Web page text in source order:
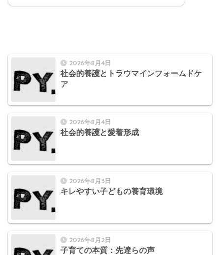
2026年8月4日
社会的養護とトラウマインフォームドケ
ア
2026年8月4日
社会的養護と愛着形成
2026年8月3日
キレやすい子どもの養育環境
2026年8月2日
子育ての本質：先達らの声